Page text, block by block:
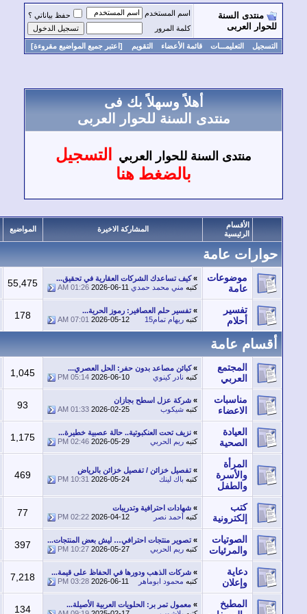
منتدى السنة
العربى
اسم المستخدم
حفظ بياناتي ؟
كلمة المرور
التعليمـــات قائمة الأعضاء التقويم [اعتبر جميع المواضيع مقروءة]
أهلاً وسهلاً بك فى
منتدى السنة للحوار العربى
منتدى السنة للحوار العربي التسجيل
بالضغط هنا
المشاركة الاخيرة المشاركات
عامة
موضوعات
عامة
»كيف تساعدك الشركات العقارية في تحقيق...
كتبه
مني محمد حمدي 2026-06-11
01:26 AM
55,475
111,616
تفسير
أحلام
»تفسير حلم العصافير: رموز الحرية...
كتبه
ريهام تمام15 2026-05-12
07:01 AM
178
179
عامة
المجتمع
العربي
»كبائن مصاعد بدون حفر: الحل العصري...
كتبه
نادر كينوي 2026-06-10
05:14 PM
1,045
1,061
مناسبات
الاعضاء
»شركة عزل اسطح بجازان
كتبهشيكوب 2026-02-25
01:33 AM
93
95
العيادة
الصحية
»نزيف تحت العنكبوتية.. حالة عصبية خطيرة...
كتبهريم الحربي 2026-05-29
02:46 PM
1,175
1,224
المرأة
والأسرة
والطفل
»تفصيل خزائن / تفصيل خزائن بالرياض‏
كتبهباك لينك 2026-05-24
10:31 PM
469
473
كتب
إلكترونية
» شهادات احترافية وتدريبات
كتبهأحمد نصر 2026-04-12
02:22 PM
77
82
الصوتيات
والمرئيات
»تصوير منتجات احترافي… ليش بعض المنتجات...
كتبهريم الحربي 2026-05-27
10:27 PM
397
414
دعاية
وإعلان
»شركات الذهب ودورها في الحفاظ على قيمة...
كتبه
محمود ابوماهر 2026-06-11
03:28 PM
7,218
7,376
المطبخ
»معمول تمر بر: الحلويات العربية الأصيلة...
134
137